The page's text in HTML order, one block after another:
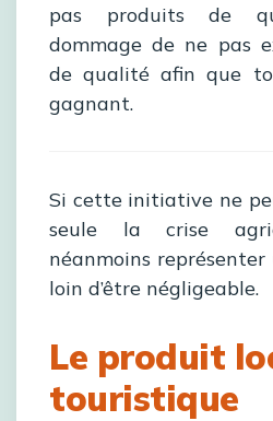
pas produits de
dommage de ne pas
de qualité afin que
gagnant.
Si cette initiative ne
seule la crise
néanmoins
loin d’être négligeable.
Le produit
touristique